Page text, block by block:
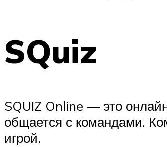
SQuiz
SQUIZ Online — это
общается с командами.
игрой.